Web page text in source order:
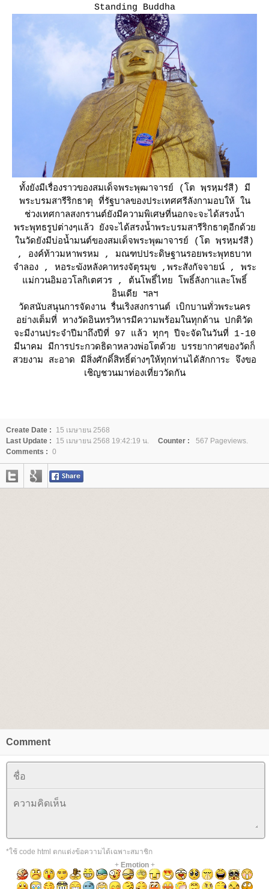
Standing Buddha
ทั้งยังมีเรื่องราวของสมเด็จพระพุฒาจารย์ (โต พฺรหฺมรํสี) มี
พระบรมสารีริกธาตุ ที่รัฐบาลของประเทศศรีลังกามอบให้ ใน
ช่วงเทศกาลสงกรานต์ยังมีความพิเศษที่นอกจะจะได้สรงน้ำ
พระพุทธรูปต่างๆแล้ว ยังจะได้สรงน้ำพระบรมสารีริกธาตุอีกด้ว
นวัดยังมีบ่อน้ำมนต์ของสมเด็จพระพุฒาจารย์ (โต พฺรหฺมรํสี)
, องค์ท้าวมหาพรหม , มณฑปประดิษฐานรอยพระพุทธบาท
จำลอง , หอระฆังหลังคาทรงจัตุรมุข ,พระสังกัจจายน์ , พระ
ม่กวนอิมอวโลกิเตศวร , ต้นโพธิ์ไทย โพธิ์ลังกาและโพธิ์
อินเดีย ฯลฯ
วัดสนับสนุนการจัดงาน รื่นเริงสงกรานต์ เบิกบานทั่วพระนคร
อย่างเต็มที่ ทางวัดอินทรวิหารมีความพร้อมในทุกด้าน ปกติวัด
จะมีงานประจำปีมาถึงปีที่ 97 แล้ว ทุกๆ ปีจะจัดในวันที่ 1-10
มีนาคม มีการประกวดธิดาหลวงพ่อโตด้วย บรรยากาศของวัดก็
สวยงาม สะอาด มีสิ่งศักดิ์สิทธิ์ต่างๆให้ทุกท่านได้สักการะ จึงขอ
เชิญชวนมาท่องเที่ยววัดกัน
Create Date :
15 เมษายน 2568
Last Update :
15 เมษายน 2568 19:42:19 น. Counter :
567 Pageviews.
Comments : 0
Comment
*ใช้ code html ตกแต่งข้อความได้เฉพาะสมาชิก
+ Emotion+